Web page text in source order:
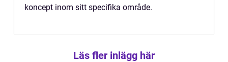
koncept inom sitt specifika område.
Läs fler inlägg här